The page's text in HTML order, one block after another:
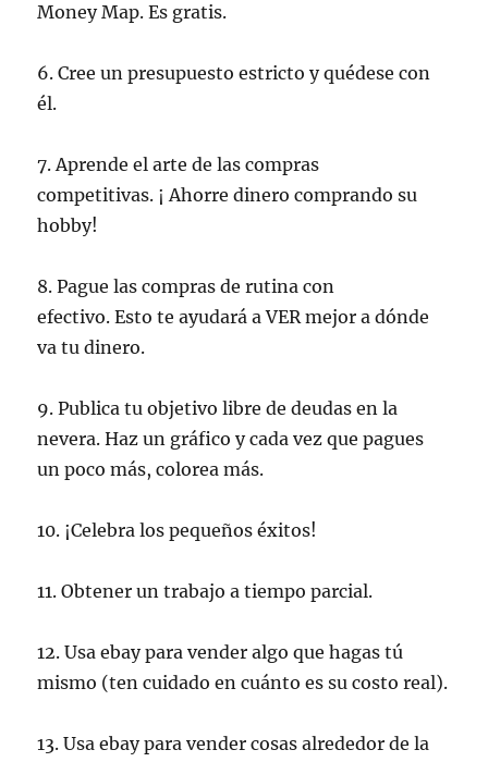
Money Map. Es gratis.
6.Cree un presupuesto estricto y quédese con
él.
7. Aprende el arte delas compras
competitivas. ¡Ahorre dinero comprando su
hobby!
8. Pague las compras de rutina con
efectivo. Esto te ayudará a VER mejor a dónde
va tu dinero.
9. Publica tu objetivo libre de deudas en la
nevera. Haz un gráfico y cada vez que pagues
un poco más, colorea más.
10. ¡Celebra los pequeños éxitos!
11. Obtener untrabajo a tiempo parcial.
12. Usa ebay para vender algo que hagas tú
mismo (ten cuidado en cuánto es su costo real).
13.Usa ebay para vender cosas alrededor de la